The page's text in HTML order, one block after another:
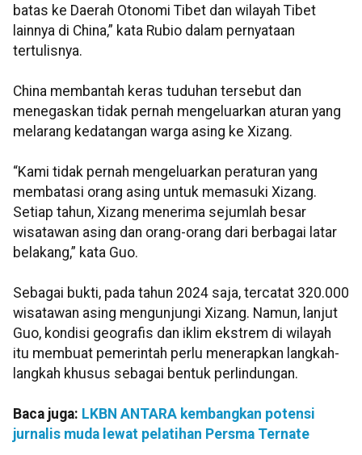
batas ke Daerah Otonomi Tibet dan wilayah Tibet
lainnya di China,” kata Rubio dalam pernyataan
tertulisnya.
China membantah keras tuduhan tersebut dan
menegaskan tidak pernah mengeluarkan aturan yang
melarang kedatangan warga asing ke Xizang.
“Kami tidak pernah mengeluarkan peraturan yang
membatasi orang asing untuk memasuki Xizang.
Setiap tahun, Xizang menerima sejumlah besar
wisatawan asing dan orang-orang dari berbagai latar
belakang,” kata Guo.
Sebagai bukti, pada tahun 2024 saja, tercatat 320.000
wisatawan asing mengunjungi Xizang. Namun, lanjut
Guo, kondisi geografis dan iklim ekstrem di wilayah
itu membuat pemerintah perlu menerapkan langkah-
langkah khusus sebagai bentuk perlindungan.
Baca juga: LKBN ANTARA kembangkan potensi
jurnalis muda lewat pelatihan Persma Ternate